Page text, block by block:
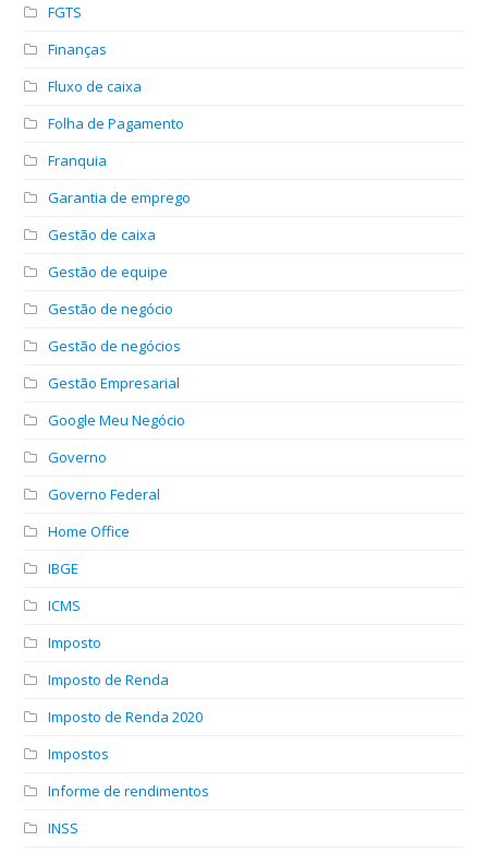
FGTS
Finanças
Fluxo de caixa
Folha de Pagamento
Franquia
Garantia de emprego
Gestão de caixa
Gestão de equipe
Gestão de negócio
Gestão de negócios
Gestão Empresarial
Google Meu Negócio
Governo
Governo Federal
Home Office
IBGE
ICMS
Imposto
Imposto de Renda
Imposto de Renda 2020
Impostos
Informe de rendimentos
INSS